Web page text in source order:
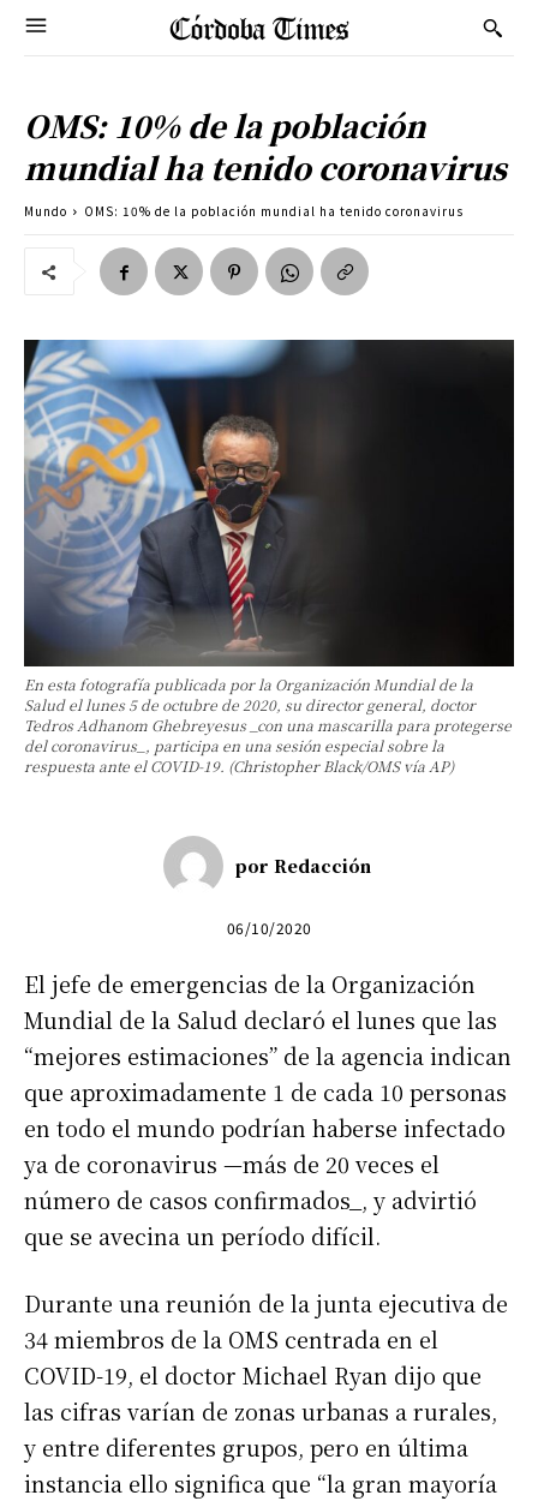
OMS: 10% de la población
mundial ha tenido coronavirus
Mundo OMS: 10% de la población mundial ha tenido coronavirus
En esta fotografía publicada por la Organización Mundial de la
Salud el lunes 5 de octubre de 2020, su director general, doctor
Tedros Adhanom Ghebreyesus _con una mascarilla para protegerse
del coronavirus_, participa en una sesión especial sobre la
respuesta ante el COVID-19. (Christopher Black/OMS vía AP)
por Redacción
06/10/2020
El jefe de emergencias de la Organización
Mundial de la Salud declaró el lunes que las
“mejores estimaciones” de la agencia indican
que aproximadamente 1 de cada 10 personas
en todo el mundo podrían haberse infectado
ya de coronavirus —más de 20 veces el
número de casos confirmados_, y advirtió
que se avecina un período difícil.
Durante una reunión de la junta ejecutiva de
34 miembros de la OMS centrada en el
COVID-19, el doctor Michael Ryan dijo que
las cifras varían de zonas urbanas a rurales,
y entre diferentes grupos, pero en última
instancia ello significa que “la gran mayoría